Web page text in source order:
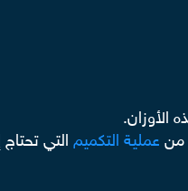
الأوزان.
من عملية التكميمالتي تحتاج